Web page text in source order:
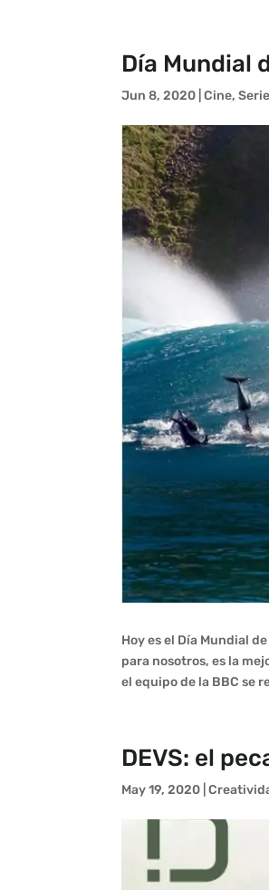
Día Mundial
Jun 8, 2020 |Cine,
Hoy es el Día Mundial
para nosotros, es la
el equipo de la BBC se
DEVS: el
May 19, 2020 |